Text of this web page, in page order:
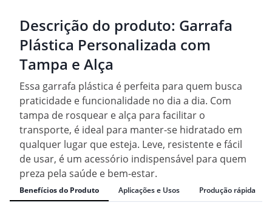
Descrição do produto: Garrafa
Plástica Personalizada com
Tampa e Alça
Essa garrafa plástica é perfeita para quem busca
praticidade e funcionalidade no dia a dia. Com
tampa de rosquear e alça para facilitar o
transporte, é ideal para manter-se hidratado em
qualquer lugar que esteja. Leve, resistente e fácil
de usar, é um acessório indispensável para quem
preza pela saúde e bem-estar.
Benefícios do Produto Aplicações e Usos Produção rápida